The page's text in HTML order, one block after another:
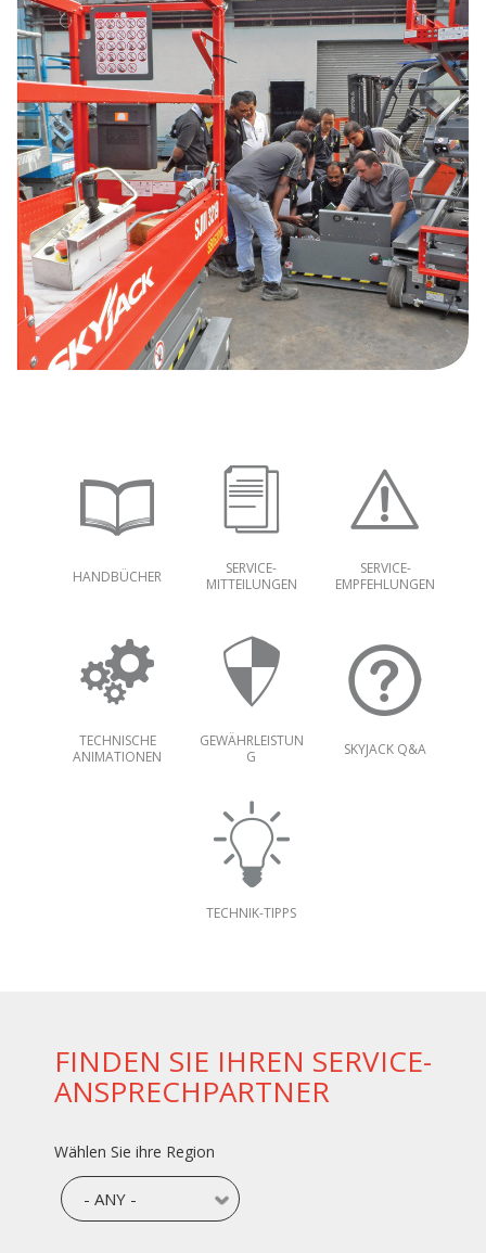
HANDBÜCHER
SERVICE-
MITTEILUNGEN
SERVICE-
EMPFEHLUNGEN
TECHNISCHE
ANIMATIONEN
GEWÄHRLEISTUN
G
SKYJACK Q&A
TECHNIK-TIPPS
FINDEN SIE IHREN SERVICE-
ANSPRECHPARTNER
Wählen Sie ihre Region